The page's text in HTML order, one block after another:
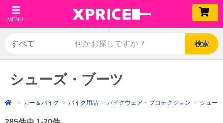
MENU
検索
シューズ・ブーツ
カー＆バイク バイク用品 バイクウェア・プロテクション シュー